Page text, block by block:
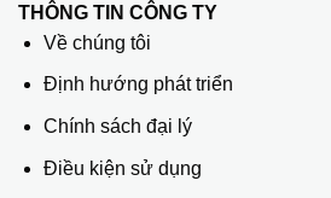
THÔNG TIN CÔNG TY
Về chúng tôi
Định hướng phát triển
Chính sách đại lý
Điều kiện sử dụng